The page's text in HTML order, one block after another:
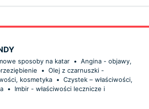
sposoby na katar • Angina - objawy,
• Olej z czarnuszki -
kosmetyka • Czystek – właściwości,
•
Imbir - właściwości lecznicze i